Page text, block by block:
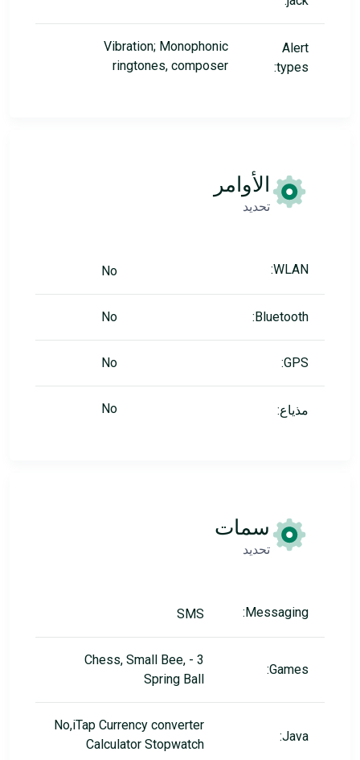
Alert
types:
Vibration; Monophonic
ringtones, composer
الأوامر
تحديد
WLAN:
No
Bluetooth:
No
GPS:
No
مذياع: No
سمات
تحديد
Messaging:
SMS
Games:
3 - Chess, Small Bee,
Spring Ball
Java:
No,iTap Currency converter
Calculator Stopwatch